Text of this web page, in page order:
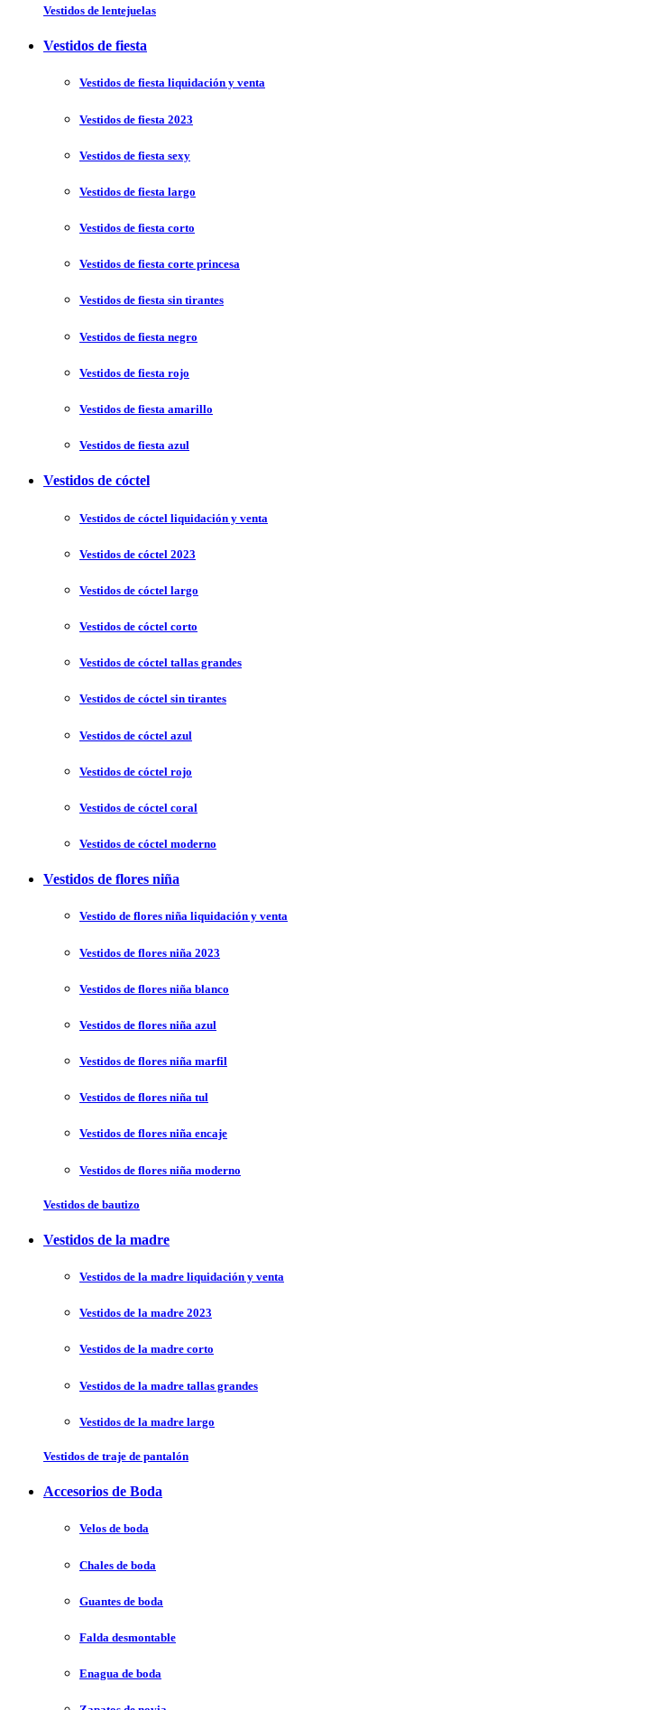
Vestidos de lentejuelas
Vestidos de fiesta
Vestidos de fiesta liquidación y venta
Vestidos de fiesta 2023
Vestidos de fiesta sexy
Vestidos de fiesta largo
Vestidos de fiesta corto
Vestidos de fiesta corte princesa
Vestidos de fiesta sin tirantes
Vestidos de fiesta negro
Vestidos de fiesta rojo
Vestidos de fiesta amarillo
Vestidos de fiesta azul
Vestidos de cóctel
Vestidos de cóctel liquidación y venta
Vestidos de cóctel 2023
Vestidos de cóctel largo
Vestidos de cóctel corto
Vestidos de cóctel tallas grandes
Vestidos de cóctel sin tirantes
Vestidos de cóctel azul
Vestidos de cóctel rojo
Vestidos de cóctel coral
Vestidos de cóctel moderno
Vestidos de flores niña
Vestido de flores niña liquidación y venta
Vestidos de flores niña 2023
Vestidos de flores niña blanco
Vestidos de flores niña azul
Vestidos de flores niña marfil
Vestidos de flores niña tul
Vestidos de flores niña encaje
Vestidos de flores niña moderno
Vestidos de bautizo
Vestidos de la madre
Vestidos de la madre liquidación y venta
Vestidos de la madre 2023
Vestidos de la madre corto
Vestidos de la madre tallas grandes
Vestidos de la madre largo
Vestidos de traje de pantalón
Accesorios de Boda
Velos de boda
Chales de boda
Guantes de boda
Falda desmontable
Enagua de boda